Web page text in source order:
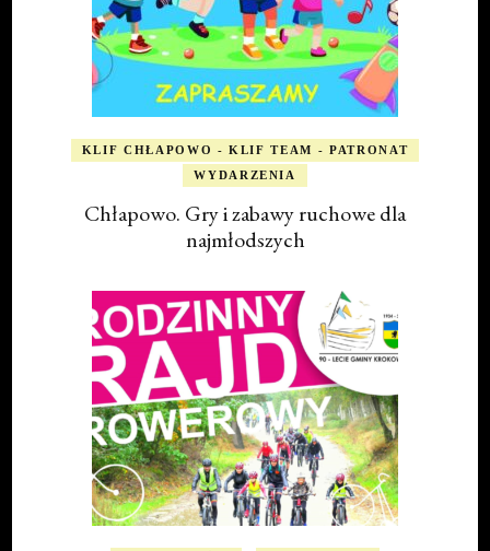
KLIF CHŁAPOWO - KLIF TEAM - PATRONAT
WYDARZENIA
Chłapowo. Gry i zabawy ruchowe dla
najmłodszych